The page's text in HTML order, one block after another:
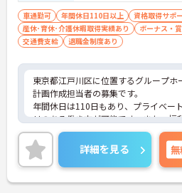
車通勤可 年間休日110日以上 資格取得サポ
産休･育休･介護休暇取得実績あり
ボーナス・
交通費支給
退職金制度あり
東京都江戸川区に位置するグループホ
計画作成担当者の募集です。
年間休日は110日もあり、プライベー
リのある働き方が可能です。また、福
しています。働きやすい環境が整って
てご勤務いただけます。
ご興味のある方には、面接対策ポイン
に詳細をご案内しますのでお気軽にご
い！
詳細を見る